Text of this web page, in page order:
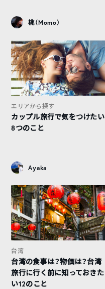
桃（Momo）
エリアから探す
カップル旅行で気をつけたい
8つのこと
Ayaka
台湾
台湾の食事は？物価は？台湾
旅行に行く前に知っておきた
い12のこと